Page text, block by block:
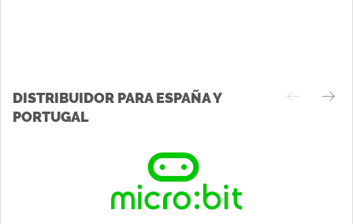
DISTRIBUIDOR PARA ESPAÑA Y
PORTUGAL